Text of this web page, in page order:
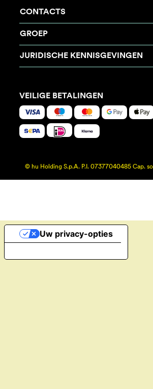
CONTACTS
GROEP
JURIDISCHE KENNISGEVINGEN
VEILIGE BETALINGEN
© hu Holding S.p.A. P.I. 07377040485 Cap.
Uw privacy-opties